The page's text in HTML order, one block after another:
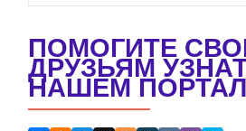
ПОМОГИТЕ
ДРУЗЬЯМ
НАШЕМ